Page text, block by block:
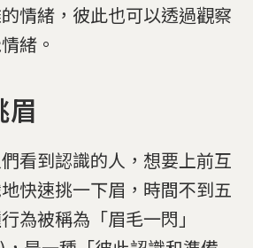
情緒，彼此也可以透過觀察
緒。
眉
看到認識的人，想要上前互
快速挑一下眉，時間不到五
為被稱為「眉毛一閃」